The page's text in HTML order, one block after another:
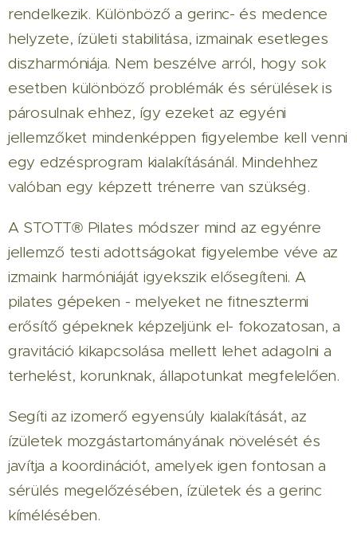
rendelkezik. Különböző a gerinc- és medence
helyzete, ízületi stabilitása, izmainak esetleges
diszharmóniája. Nem beszélve arról, hogy sok
esetben különböző problémák és sérülések is
párosulnak ehhez, így ezeket az egyéni
jellemzőket mindenképpen figyelembe kell venni
egy edzésprogram kialakításánál. Mindehhez
valóban egy képzett trénerre van szükség.
A STOTT® Pilates módszer mind az egyénre
jellemző testi adottságokat figyelembe véve az
izmaink harmóniáját igyekszik elősegíteni. A
pilates gépeken - melyeket ne fitnesztermi
erősítő gépeknek képzeljünk el- fokozatosan, a
gravitáció kikapcsolása mellett lehet adagolni a
terhelést, korunknak, állapotunkat megfelelően.
Segíti az izomerő egyensúly kialakítását, az
ízületek mozgástartományának növelését és
javítja a koordinációt, amelyek igen fontosan a
sérülés megelőzésében, ízületek és a gerinc
kímélésében.